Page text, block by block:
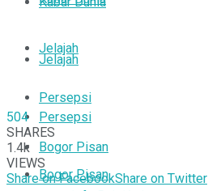
Jelajah
Persepsi
Bogor Pisan
Jelajah
Persepsi
Bogor Pisan
504
SHARES
1.4k
VIEWS
Share on FacebookShare on Twitter